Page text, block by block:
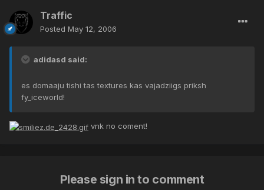
Traffic
Posted May 12, 2006
adidasd said:
es domaaju tishi tas textures kas vajadziigs priksh
fy_iceworld!
vnk no coment!
Please sign in to comment